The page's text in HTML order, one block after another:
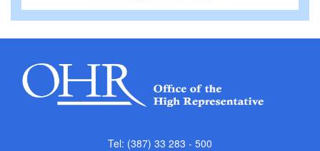
Tel: (387) 33 283 - 500